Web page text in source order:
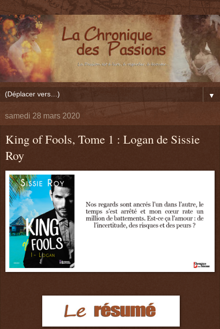
▼
samedi 28 mars 2020
King of Fools, Tome 1 : Logan de Sissie
Roy